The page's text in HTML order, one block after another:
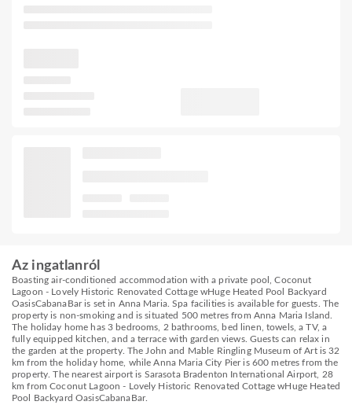
Az ingatlanról
Boasting air-conditioned accommodation with a private pool, Coconut
Lagoon - Lovely Historic Renovated Cottage wHuge Heated Pool Backyard
OasisCabanaBar is set in Anna Maria. Spa facilities is available for guests. The
property is non-smoking and is situated 500 metres from Anna Maria Island.
The holiday home has 3 bedrooms, 2 bathrooms, bed linen, towels, a TV, a
fully equipped kitchen, and a terrace with garden views. Guests can relax in
the garden at the property. The John and Mable Ringling Museum of Art is 32
km from the holiday home, while Anna Maria City Pier is 600 metres from the
property. The nearest airport is Sarasota Bradenton International Airport, 28
km from Coconut Lagoon - Lovely Historic Renovated Cottage wHuge Heated
Pool Backyard OasisCabanaBar.